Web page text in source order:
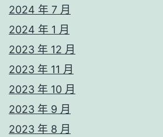
2024 年 7 月
2024 年 1 月
2023 年 12 月
2023 年 11 月
2023 年 10 月
2023 年 9 月
2023 年 8 月